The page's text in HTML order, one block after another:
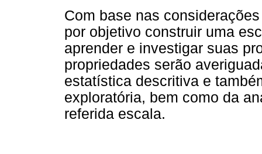
Com base nas
por objetivo construir uma
aprender e investigar suas
propriedades serão
estatística descritiva e
exploratória, bem como da
referida escala.